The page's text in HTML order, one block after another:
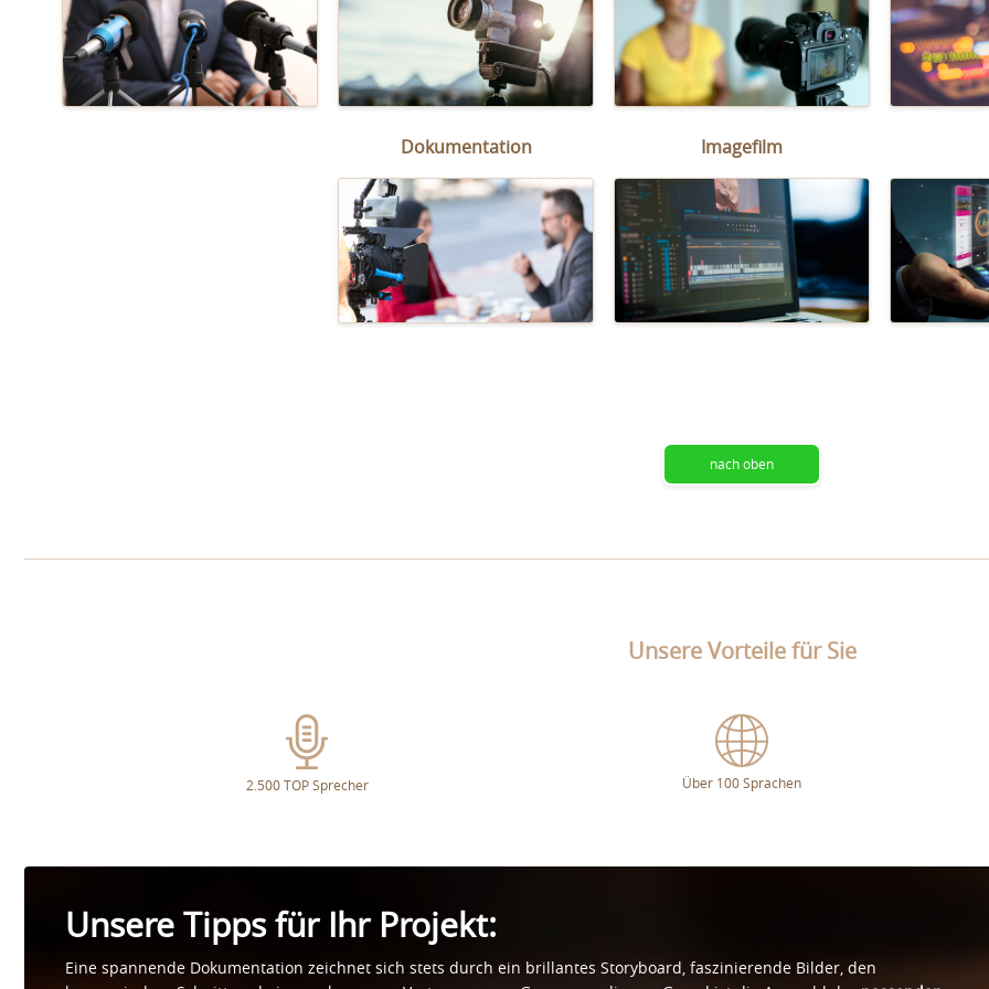
Dokumentation Imagefilm
nach oben
Unsere Vorteile für Sie
2.500 TOP Sprecher Über 100 Sprachen
Unsere Tipps für Ihr Projekt:
Eine spannende Dokumentation zeichnet sich stets durch ein brillantes Storyboard, faszinierende Bilder, den